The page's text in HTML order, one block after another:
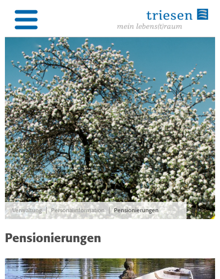
Verwaltung | Personalinformation Pensionierungen
Pensionierungen